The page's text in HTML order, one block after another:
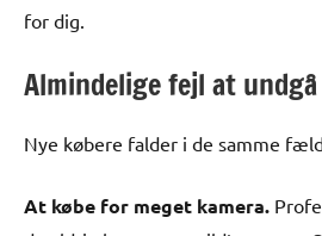
for dig.
Almindelige fejl at undgå
Nye købere falder i de samme
At købe for meget kamera.